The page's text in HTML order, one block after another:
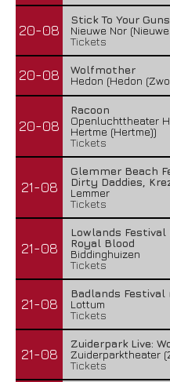
20-08
Stick To Your Guns
Nieuwe Nor
Tickets
20-08
Wolfmother
Hedon (Hedon
20-08
Racoon
Openluchttheater
Hertme (Hertme))
Tickets
21-08
Glemmer Beach
Dirty Daddies,
Lemmer
Tickets
21-08
Lowlands Festival
Royal Blood
Biddinghuizen
Tickets
21-08
Badlands Festival
Lottum
Tickets
21-08
Zuiderpark Live:
Zuiderparktheater
Tickets